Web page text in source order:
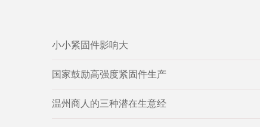
小小紧固件影响大
国家鼓励高强度紧固件生产
温州商人的三种潜在生意经